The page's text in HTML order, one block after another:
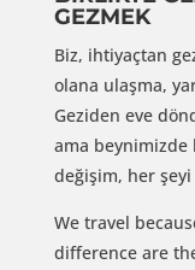
GEZMEK
Biz, ihtiyaçtan
olana ulaşma,
Geziden eve
ama beynimizde
değişim, her
We travel
difference are